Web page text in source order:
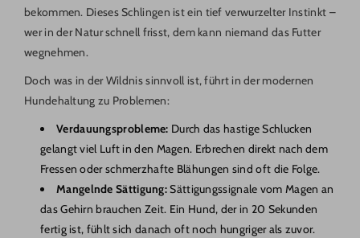
bekommen. Dieses Schlingen ist ein tief verwurzelter Instinkt –
wer in der Natur schnell frisst, dem kann niemand das Futter
wegnehmen.
Doch was in der Wildnis sinnvoll ist, führt in der modernen
Hundehaltung zu Problemen:
Verdauungsprobleme: Durch das hastige Schlucken
gelangt viel Luft in den Magen. Erbrechen direkt nach dem
Fressen oder schmerzhafte Blähungen sind oft die Folge.
Mangelnde Sättigung:Sättigungssignale vom Magen an
das Gehirn brauchen Zeit. Ein Hund, der in 20 Sekunden
fertig ist, fühlt sich danach oft noch hungriger als zuvor.